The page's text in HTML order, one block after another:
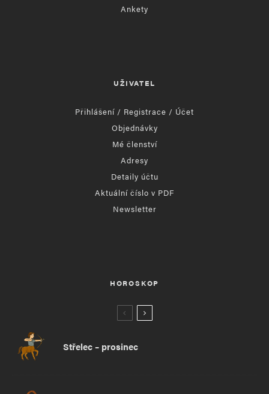
Ankety
UŽIVATEL
Přihlášení / Registrace / Účet
Objednávky
Mé členství
Adresy
Detaily účtu
Aktuální číslo v PDF
Newsletter
HOROSKOP
Střelec – prosinec